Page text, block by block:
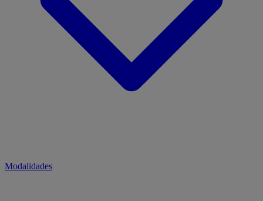
Modalidades